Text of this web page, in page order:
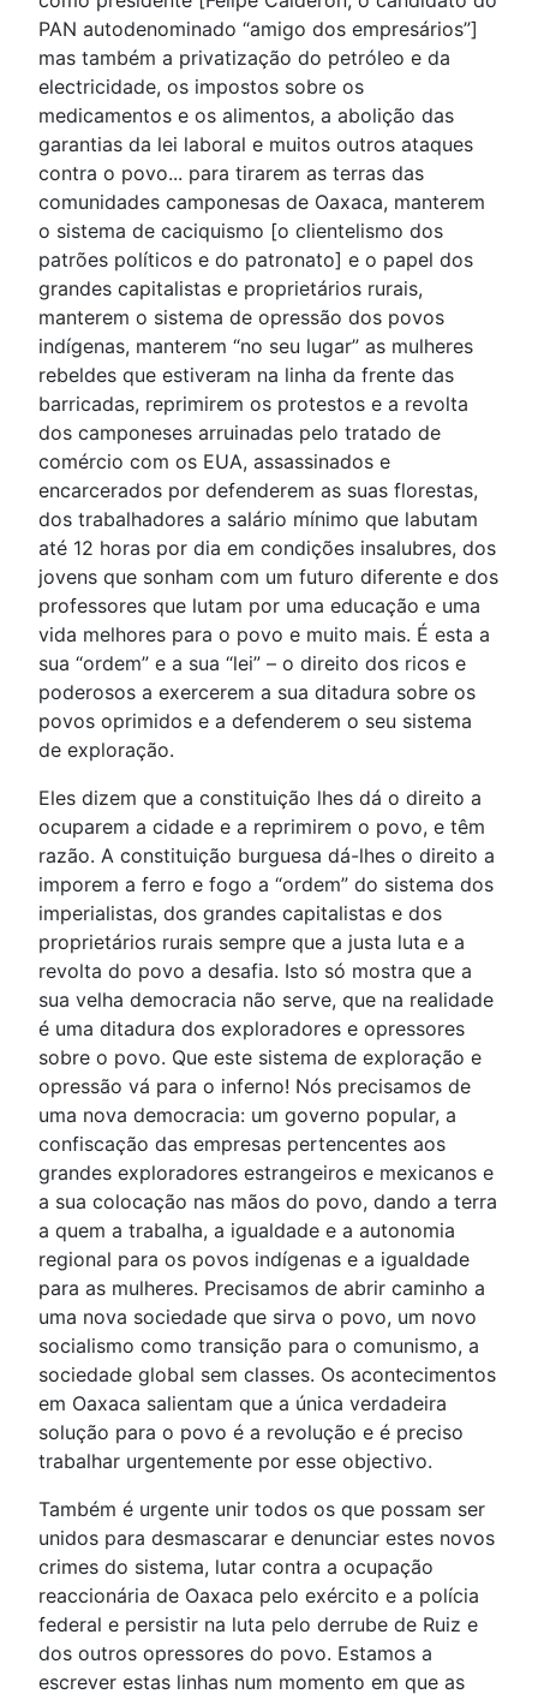
PAN autodenominado “amigo dos empresários”]
mas também a privatização do petróleo e da
electricidade, os impostos sobre os
medicamentos e os alimentos, a abolição das
garantias da lei laboral e muitos outros ataques
contra o povo... para tirarem as terras das
comunidades camponesas de Oaxaca, manterem
o sistema de caciquismo [o clientelismo dos
patrões políticos e do patronato] e o papel dos
grandes capitalistas e proprietários rurais,
manterem o sistema de opressão dos povos
indígenas, manterem “no seu lugar” as mulheres
rebeldes que estiveram na linha da frente das
barricadas, reprimirem os protestos e a revolta
dos camponeses arruinadas pelo tratado de
comércio com os EUA, assassinados e
encarcerados por defenderem as suas florestas,
dos trabalhadores a salário mínimo que labutam
até 12 horas por dia em condições insalubres, dos
jovens que sonham com um futuro diferente e dos
professores que lutam por uma educação e uma
vida melhores para o povo e muito mais. É esta a
sua “ordem” e a sua “lei” – o direito dos ricos e
poderosos a exercerem a sua ditadura sobre os
povos oprimidos e a defenderem o seu sistema
de exploração.
Eles dizem que a constituição lhes dá o direito a
ocuparem a cidade e a reprimirem o povo, e têm
razão. A constituição burguesa dá-lhes o direito a
imporem a ferro e fogo a “ordem” do sistema dos
imperialistas, dos grandes capitalistas e dos
proprietários rurais sempre que a justa luta e a
revolta do povo a desafia. Isto só mostra que a
sua velha democracia não serve, que na realidade
é uma ditadura dos exploradores e opressores
sobre o povo. Que este sistema de exploração e
opressão vá para o inferno! Nós precisamos de
uma nova democracia: um governo popular, a
confiscação das empresas pertencentes aos
grandes exploradores estrangeiros e mexicanos e
a sua colocação nas mãos do povo, dando a terra
a quem a trabalha, a igualdade e a autonomia
regional para os povos indígenas e a igualdade
para as mulheres. Precisamos de abrir caminho a
uma nova sociedade que sirva o povo, um novo
socialismo como transição para o comunismo, a
sociedade global sem classes. Os acontecimentos
em Oaxaca salientam que a única verdadeira
solução para o povo é a revolução e é preciso
trabalhar urgentemente por esse objectivo.
Também é urgente unir todos os que possam ser
unidos para desmascarar e denunciar estes novos
crimes do sistema, lutar contra a ocupação
reaccionária de Oaxaca pelo exército e a polícia
federal e persistir na luta pelo derrube de Ruiz e
dos outros opressores do povo. Estamos a
escrever estas linhas num momento em que as